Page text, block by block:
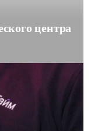
центра